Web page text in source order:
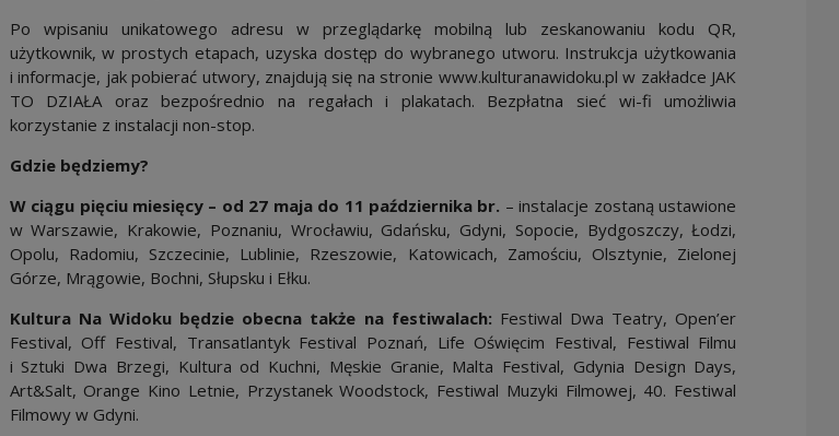
Po wpisaniu unikatowego adresu w przeglądarkę mobilną lub zeskanowaniu kodu QR,
użytkownik, w prostych etapach, uzyska dostęp do wybranego utworu. Instrukcja użytkowania
i informacje, jak pobierać utwory, znajdują się na stronie www.kulturanawidoku.pl w zakładce JAK
TO DZIAŁA oraz bezpośrednio na regałach i plakatach. Bezpłatna sieć wi-fi umożliwia
korzystanie z instalacji non-stop.
Gdzie będziemy?
W ciągu pięciu miesięcy – od 27 maja do 11 października br. – instalacje zostaną ustawione
w Warszawie, Krakowie, Poznaniu, Wrocławiu, Gdańsku, Gdyni, Sopocie, Bydgoszczy, Łodzi,
Opolu, Radomiu, Szczecinie, Lublinie, Rzeszowie, Katowicach, Zamościu, Olsztynie, Zielonej
Górze, Mrągowie, Bochni, Słupsku i Ełku.
Kultura Na Widoku będzie obecna także na festiwalach: Festiwal Dwa Teatry, Open’er
Festival, Off Festival, Transatlantyk Festival Poznań, Life Oświęcim Festival, Festiwal Filmu
i Sztuki Dwa Brzegi, Kultura od Kuchni, Męskie Granie, Malta Festival, Gdynia Design Days,
Art&Salt, Orange Kino Letnie, Przystanek Woodstock, Festiwal Muzyki Filmowej, 40. Festiwal
Filmowy w Gdyni.